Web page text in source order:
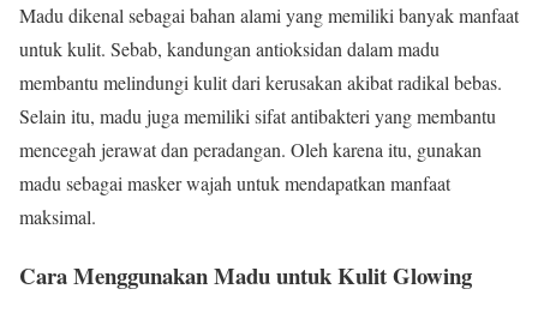
Madu dikenal sebagai bahan alami yang memiliki banyak manfaat
untuk kulit. Sebab, kandungan antioksidan dalam madu
membantu melindungi kulit dari kerusakan akibat radikal bebas.
Selain itu, madu juga memiliki sifat antibakteri yang membantu
mencegah jerawat dan peradangan. Oleh karena itu, gunakan
madu sebagai masker wajah untuk mendapatkan manfaat
maksimal.
Cara Menggunakan Madu untuk Kulit Glowing